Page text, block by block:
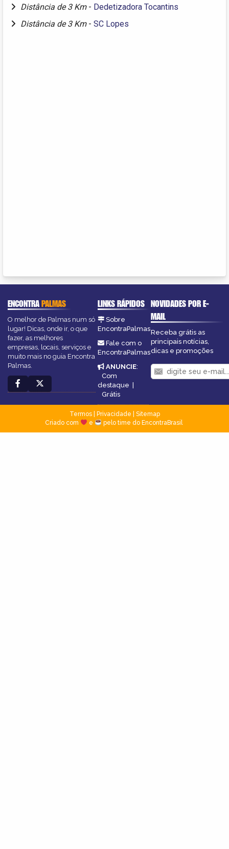
Distância de 3 Km - Dedetizadora Tocantins
Distância de 3 Km - SC Lopes
ENCONTRAPALMAS
O melhor de Palmas num só
lugar! Dicas, onde ir, o que
fazer, as melhores
empresas, locais, serviços e
muito mais no guia Encontra
Palmas.
LINKS RÁPIDOS
Sobre
EncontraPalmas
Fale com o
EncontraPalmas
ANUNCIE:
Com
destaque |
Grátis
NOVIDADES POR E-
MAIL
Receba grátis as
principais notícias,
dicas e promoções
Termos| Privacidade
Sitemap
Criado com
e pelo time do EncontraBrasil